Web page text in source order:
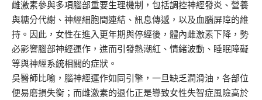
雌激素參與多項腦部重要生理機制，包括調控神經發炎、營養
與糖分代謝、神經細胞間連結、訊息傳遞，以及血腦屏障的維
持。因此，女性在進入更年期與停經後，體內雌激素下降，勢
必影響腦部神經運作，進而引發熱潮紅、情緒波動、睡眠障礙
等與神經系統相關的症狀。
吳醫師比喻，腦神經運作如同引擎，一旦缺乏潤滑油，各部位
便易磨損失衡；而雌激素的退化正是導致女性失智症風險高於